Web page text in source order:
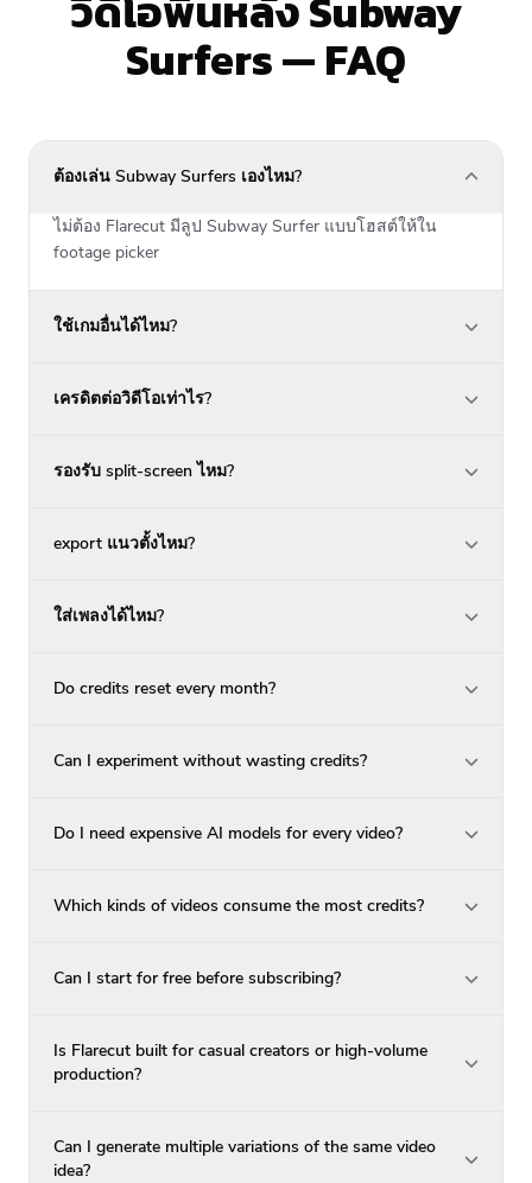
Surfers — FAQ
ต้องเล่น Subway Surfers เองไหม?
ไม่ต้อง Flarecut มีลูป Subway Surfer แบบโฮสต์ให้ใน
footage picker
ใช้เกมอื่นได้ไหม?
เครดิตต่อวิดีโอเท่าไร?
รองรับ split-screen ไหม?
export แนวตั้งไหม?
ใส่เพลงได้ไหม?
Do credits reset every month?
Can I experiment without wasting credits?
Do I need expensive AI models for every video?
Which kinds of videos consume the most credits?
Can I start for free before subscribing?
Is Flarecut built for casual creators or high-volume
production?
Can I generate multiple variations of the same video
idea?